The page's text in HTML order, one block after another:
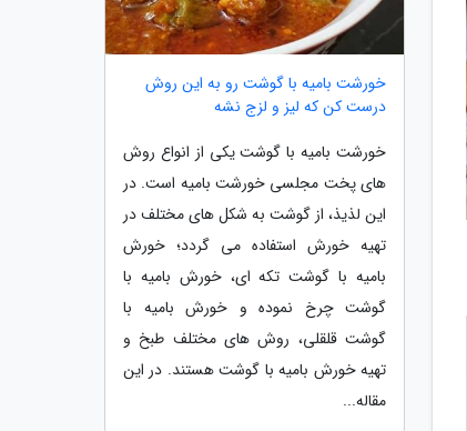
خورشت بامیه با گوشت رو به این روش
درست کن که لیز و لزج نشه
خورشت بامیه با گوشت یکی از انواع روش
های پخت مجلسی خورشت بامیه است. در
این لذیذ، از گوشت به شکل های مختلف در
تهیه خورش استفاده می گردد؛ خورش
بامیه با گوشت تکه ای، خورش بامیه با
گوشت چرخ نموده و خورش بامیه با
گوشت قلقلی، روش های مختلف طبخ و
تهیه خورش بامیه با گوشت هستند. در این
مقاله...